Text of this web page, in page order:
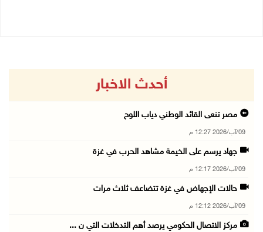
أحدث الاخبار
مصر تنعى القائد الوطني دياب اللوح
09/آب/2026 12:27 م
جهاد يرسم على الخيمة مشاهد الحرب في غزة
09/آب/2026 12:17 م
حالات الإجهاض في غزة تتضاعف ثلاث مرات
09/آب/2026 12:12 م
مركز الاتصال الحكومي يرصد أهم التدخلات التي ن ...